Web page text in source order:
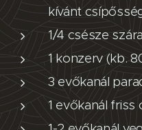
kívánt
1/4 csésze
1 konzerv (kb.
3 evőkanál
1 evőkanál friss